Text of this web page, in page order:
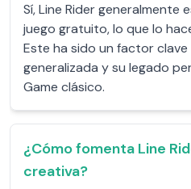
Sí, Line Rider generalmente
juego gratuito, lo que lo
Este ha sido un factor
generalizada y su legado
Game clásico.
¿Cómo fomenta Line
creativa?